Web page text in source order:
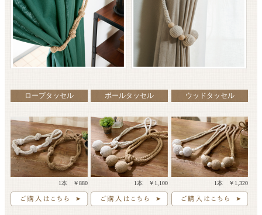
ロープタッセル
1本 ￥880
ボールタッセル
1本 ￥1,100
ウッドタッセル
1本 ￥1,320